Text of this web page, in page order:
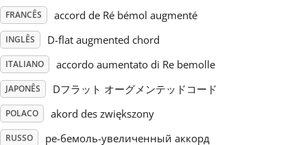
Українська
简体中文
FRANCÊS accord de Ré bémol augmenté
INGLÊS D-flat augmented chord
ITALIANO accordo aumentato di Re bemolle
JAPONÊS Dフラット オーグメンテッドコード
POLACO akord des zwiększony
RUSSO ре-бемоль-увеличенный аккорд